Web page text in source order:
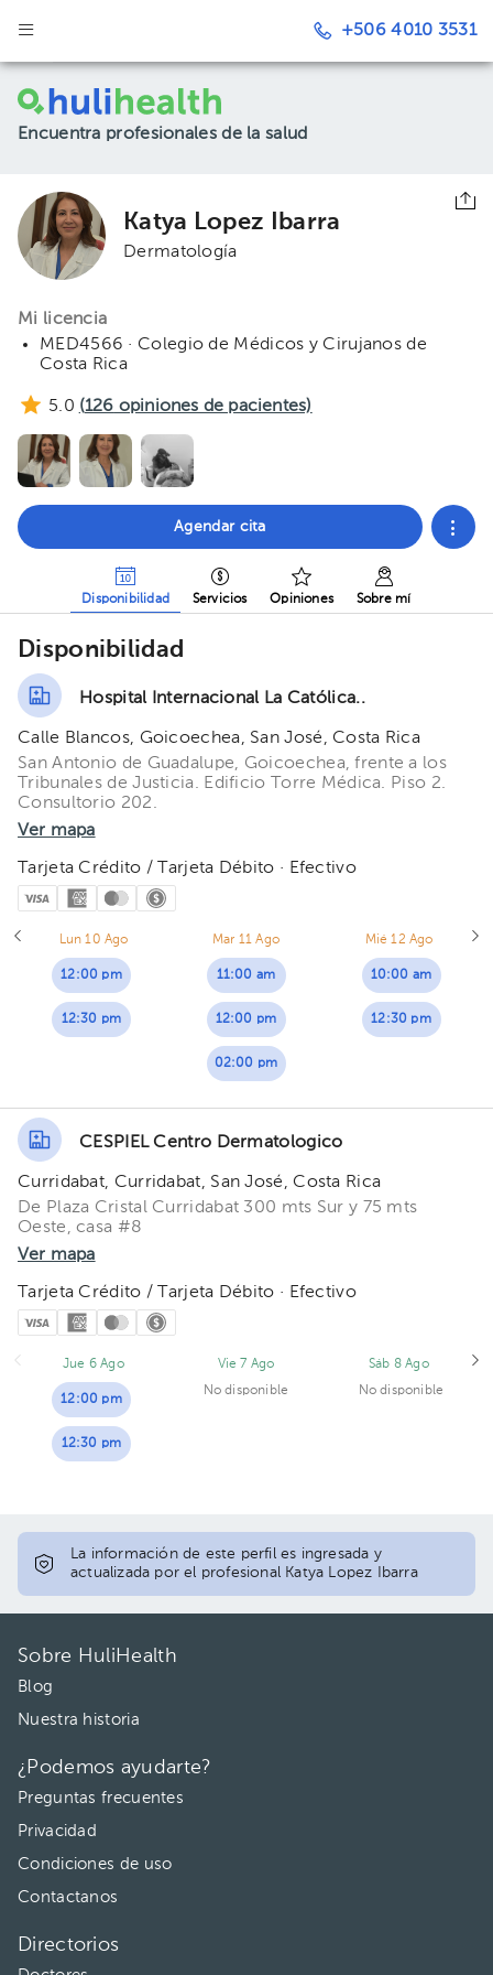
+506 4010 3531
Encuentra profesionales de la salud
Katya Lopez Ibarra
Dermatología
Mi licencia
MED4566 · Colegio de Médicos y Cirujanos de
Costa Rica
5.0 (126 opiniones de pacientes)
Agendar cita
Disponibilidad Servicios Opiniones Sobre mí
Disponibilidad
Hospital Internacional La Católica..
Calle Blancos, Goicoechea, San José, Costa Rica
San Antonio de Guadalupe, Goicoechea, frente a los
Tribunales de Justicia. Edificio Torre Médica. Piso 2.
Consultorio 202.
Ver mapa
Tarjeta Crédito / Tarjeta Débito · Efectivo
Lun 10 Ago
12:00 pm
12:30 pm
Mar 11 Ago
11:00 am
12:00 pm
02:00 pm
Mié 12 Ago
10:00 am
12:30 pm
CESPIEL Centro Dermatologico
Curridabat, Curridabat, San José, Costa Rica
De Plaza Cristal Curridabat 300 mts Sur y 75 mts
Oeste, casa #8
Ver mapa
Tarjeta Crédito / Tarjeta Débito · Efectivo
Jue 6 Ago
12:00 pm
12:30 pm
Vie 7 Ago
No disponible
Sáb 8 Ago
No disponible
La información de este perfil es ingresada y
actualizada por el profesional Katya Lopez Ibarra
Sobre HuliHealth
Blog
Nuestra historia
¿Podemos ayudarte?
Preguntas frecuentes
Privacidad
Condiciones de uso
Contactanos
Directorios